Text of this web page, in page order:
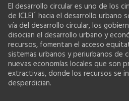
El desarrollo circular es uno de los
de ICLEI´ hacia el desarrollo
vía del desarrollo circular, los
disocian el desarrollo urbano y
recursos, fomentan el acceso
sistemas urbanos y periurbanos de
nuevas economías locales que son
extractivas, donde los recursos se
desperdician.